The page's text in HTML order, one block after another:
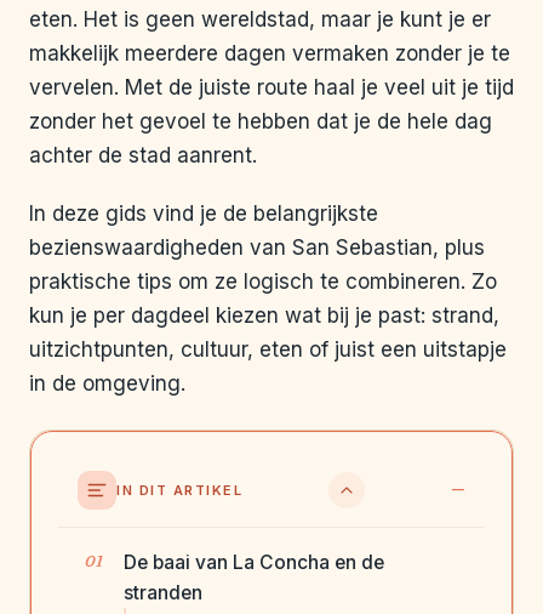
eten. Het is geen wereldstad, maar je kunt je er
makkelijk meerdere dagen vermaken zonder je te
vervelen. Met de juiste route haal je veel uit je tijd
zonder het gevoel te hebben dat je de hele dag
achter de stad aanrent.
In deze gids vind je de belangrijkste
bezienswaardigheden van San Sebastian, plus
praktische tips om ze logisch te combineren. Zo
kun je per dagdeel kiezen wat bij je past: strand,
uitzichtpunten, cultuur, eten of juist een uitstapje
in de omgeving.
IN DIT ARTIKEL
De baai van La Concha en de
stranden